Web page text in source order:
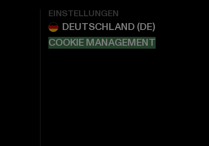
EINSTELLUNGEN
COOKIE MANAGEMENT